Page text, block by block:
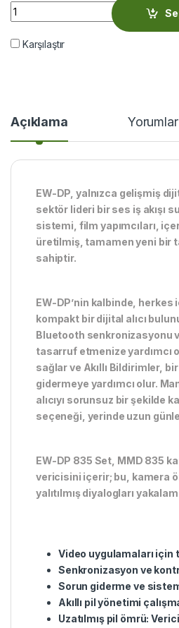
Sennheiser EW-DP 835 Dinamik
Karşılaştır
Açıklama Yorumlar
EW-DP, yalnızca gelişmiş
sektör lideri bir ses iş akışı
sistemi, film yapımcıları,
üretilmiş, tamamen yeni bir
sahiptir.
EW-DP’nin kalbinde,
kompakt bir dijital alıcı
Bluetooth senkronizasyonu
tasarruf etmenize yardımcı
sağlar ve Akıllı Bildirimler,
gidermeye yardımcı olur.
alıcıyı sorunsuz bir şekilde
seçeneği, yerinde uzun
EW-DP 835 Set, MMD 835
vericisini içerir; bu, kamera
yalıtılmış diyalogları
Video uygulamaları
Senkronizasyon ve
Sorun giderme ve
Akıllı pil yönetimi
Uzatılmış pil ömrü: